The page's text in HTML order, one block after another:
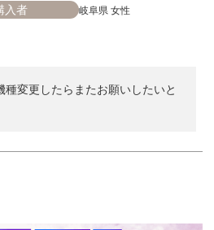
入者 岐阜県 女性
種変更したらまたお願いしたいと